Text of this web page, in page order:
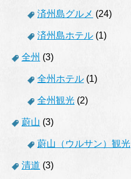
済州島グルメ (24)
済州島ホテル (1)
全州 (3)
全州ホテル (1)
全州観光 (2)
蔚山 (3)
蔚山（ウルサン）観光
清道 (3)